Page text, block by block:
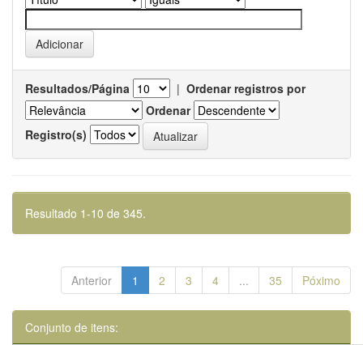
Resultados/Página | Ordenar registros por
Ordenar
Registro(s)
Resultado 1-10 de 345.
Anterior 1 2 3 4 ... 35 Póximo
Conjunto de itens: